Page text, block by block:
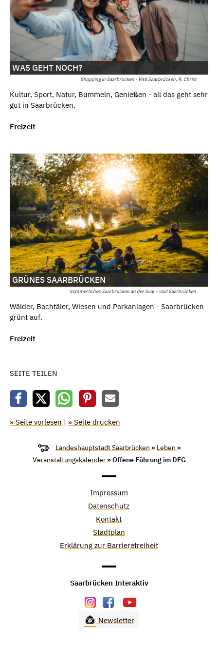
Shopping in Saarbrücken - Visit Saarbrücken, R. Christ
WAS GEHT NOCH?
Kultur, Sport, Natur, Bummeln, Genießen - all das geht sehr
gut in Saarbrücken.
Freizeit
Sommerliches Saarbrücken an der Saar - Visit Saarbrücken
GRÜNES SAARBRÜCKEN
Wälder, Bachtäler, Wiesen und Parkanlagen - Saarbrücken
grünt auf.
Freizeit
SEITE TEILEN
» Seite vorlesen | » Seite drucken
Landeshauptstadt Saarbrücken » Leben »
Veranstaltungskalender » Offene Führung im DFG
Impressum
Datenschutz
Kontakt
Stadtplan
Erklärung zur Barrierefreiheit
Saarbrücken Interaktiv
Newsletter